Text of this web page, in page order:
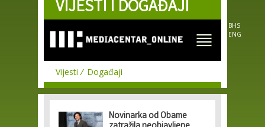
Skip to
main
VIJESTI I DOGAĐAJI
BHS
ENG
Vijesti Događaji
Novinarka od Obame